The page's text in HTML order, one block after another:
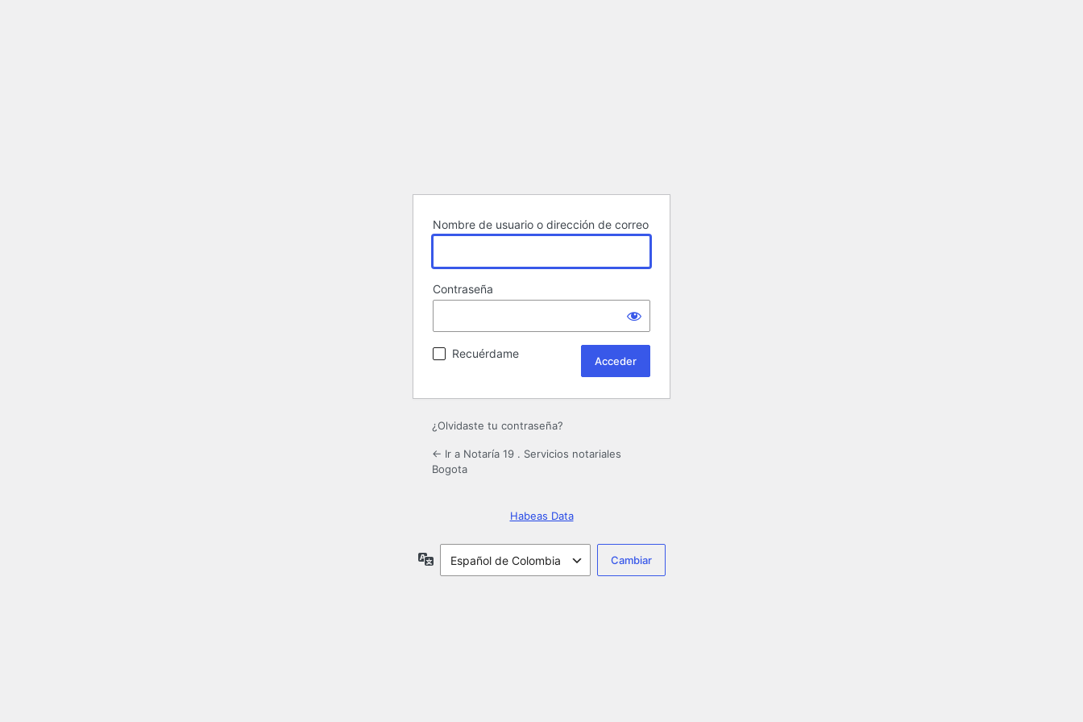
Nombre de usuario o dirección de correo
Contraseña
Recuérdame
¿Olvidaste tu contraseña?
← Ir a Notaría 19 . Servicios notariales
Bogota
Habeas Data
Idioma